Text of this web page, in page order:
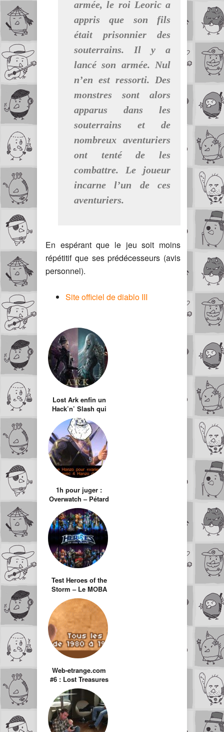
armée, le roi Leoric a
appris que son fils
était prisonnier des
souterrains. Il y a
lancé son armée. Nul
n’en est ressorti. Des
monstres sont alors
apparus dans les
souterrains et de
nombreux aventuriers
ont tenté de les
combattre. Le joueur
incarne l’un de ces
aventuriers.
En espérant que le jeu soit moins
répétitif que ses prédécesseurs (avis
personnel).
Site officiel de diablo III
Lost Ark enfin un
Hack’n’ Slash qui
relève le « faible
niveau » de Diablo
3 ?
1h pour juger :
Overwatch – Pétard
mouillé pour ce
qui aurait dû être
un jeu free to play
Test Heroes of the
Storm – Le MOBA
par Blizzard
Web-etrange.com
#6 : Lost Treasures